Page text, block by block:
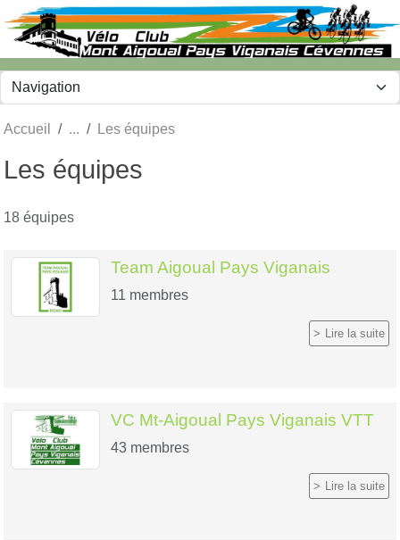
Accueil Les équipes
Les équipes
18 équipes
Team Aigoual Pays Viganais
11 membres
Lire la suite
VC Mt-Aigoual Pays Viganais VTT
43 membres
Lire la suite
Panneau de gestion des cookies